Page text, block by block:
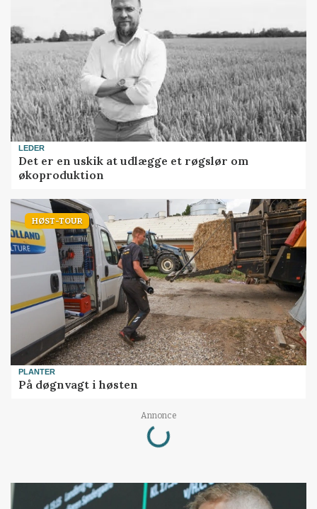
LEDER
Det er en uskik at udlægge et røgslør om
økoproduktion
HØST-TOUR
PLANTER
På døgnvagt i høsten
Annonce
Loading...